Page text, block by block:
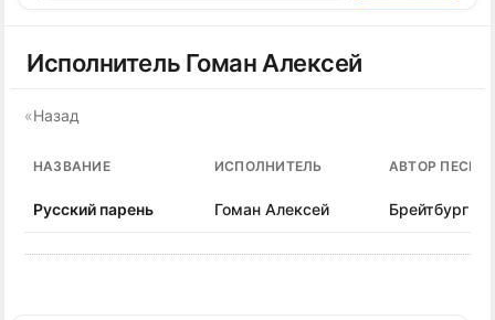
Исполнитель Гоман Алексей
«Назад
НАЗВАНИЕ ИСПОЛНИТЕЛЬ АВТОР ПЕСНИ
Русский парень Гоман Алексей Брейтбург